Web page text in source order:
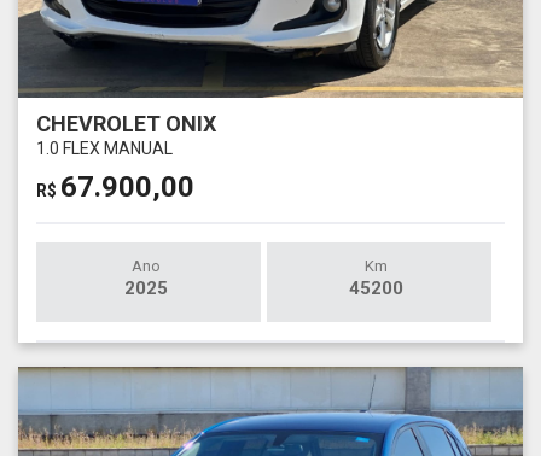
CHEVROLET ONIX
1.0 FLEX MANUAL
R$ 67.900,00
Ano
2025
Km
45200